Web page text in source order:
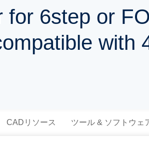
for 6step or
with
CADリソース ツール & ソフトウェ